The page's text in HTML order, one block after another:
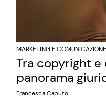
MARKETING E COMUNICAZIONE
Tra copyright e
panorama
Francesca Caputo